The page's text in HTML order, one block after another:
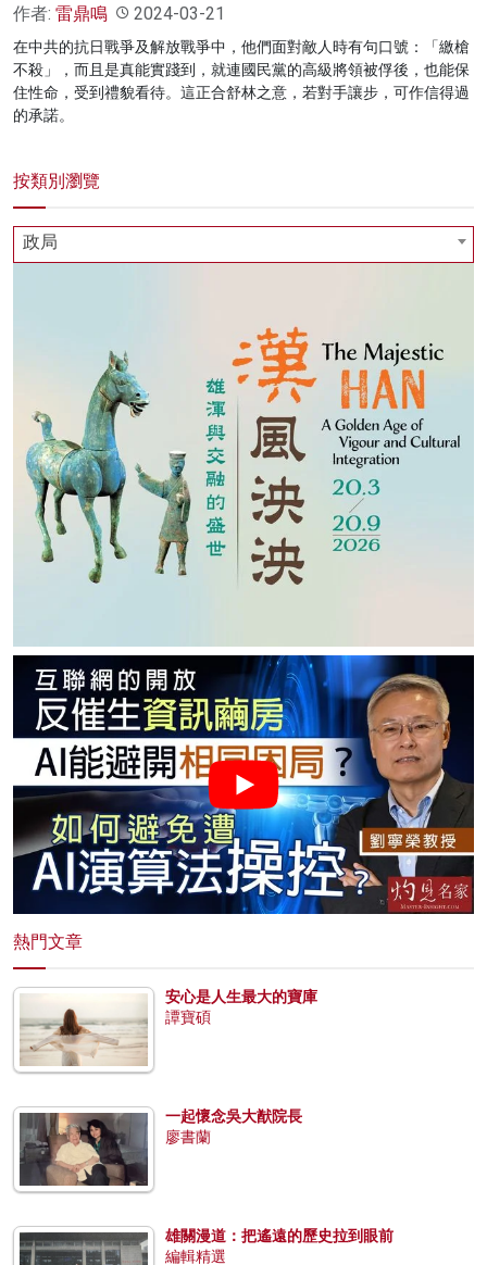
作者: 雷鼎鳴 2024-03-21
在中共的抗日戰爭及解放戰爭中，他們面對敵人時有句口號：「繳槍
不殺」，而且是真能實踐到，就連國民黨的高級將領被俘後，也能保
住性命，受到禮貌看待。這正合舒林之意，若對手讓步，可作信得過
的承諾。
按類別瀏覽
政局
熱門文章
安心是人生最大的寶庫
譚寶碩
一起懷念吳大猷院長
廖書蘭
雄關漫道：把遙遠的歷史拉到眼前
編輯精選